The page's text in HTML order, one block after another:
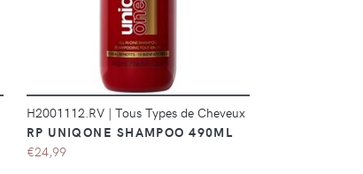
H2001112.RV | Tous Types de Cheveux
RP UNIQONE SHAMPOO 490ML
€24,99